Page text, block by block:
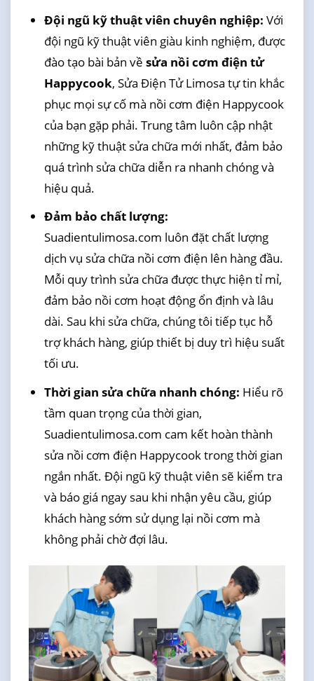
Đội ngũ kỹ thuật viên chuyên nghiệp: Với
đội ngũ kỹ thuật viên giàu kinh nghiệm, được
đào tạo bài bản về sửa nồi cơm điện tử
Happycook, Sửa Điện Tử Limosa tự tin khắc
phục mọi sự cố mà nồi cơm điện Happycook
của bạn gặp phải. Trung tâm luôn cập nhật
những kỹ thuật sửa chữa mới nhất, đảm bảo
quá trình sửa chữa diễn ra nhanh chóng và
hiệu quả.
Đảm bảo chất lượng:
Suadientulimosa.com luôn đặt chất lượng
dịch vụ sửa chữa nồi cơm điện lên hàng đầu.
Mỗi quy trình sửa chữa được thực hiện tỉ mỉ,
đảm bảo nồi cơm hoạt động ổn định và lâu
dài. Sau khi sửa chữa, chúng tôi tiếp tục hỗ
trợ khách hàng, giúp thiết bị duy trì hiệu suất
tối ưu.
Thời gian sửa chữa nhanh chóng: Hiểu rõ
tầm quan trọng của thời gian,
Suadientulimosa.com cam kết hoàn thành
sửa nồi cơm điện Happycook trong thời gian
ngắn nhất. Đội ngũ kỹ thuật viên sẽ kiểm tra
và báo giá ngay sau khi nhận yêu cầu, giúp
khách hàng sớm sử dụng lại nồi cơm mà
không phải chờ đợi lâu.